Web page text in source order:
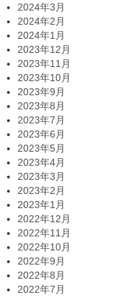
2024年3月
2024年2月
2024年1月
2023年12月
2023年11月
2023年10月
2023年9月
2023年8月
2023年7月
2023年6月
2023年5月
2023年4月
2023年3月
2023年2月
2023年1月
2022年12月
2022年11月
2022年10月
2022年9月
2022年8月
2022年7月